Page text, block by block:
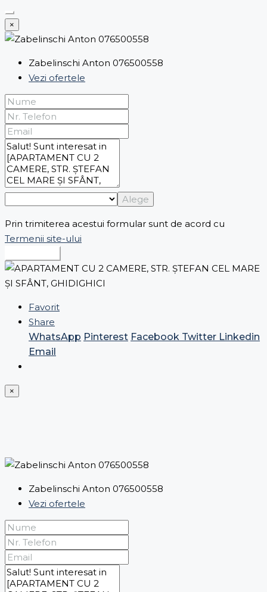
×
Zabelinschi Anton 076500558
Vezi ofertele
Alege
Prin trimiterea acestui formular sunt de acord cu
Termenii site-ului
Favorit
Share
WhatsApp Pinterest Facebook Twitter Linkedin
Email
×
Zabelinschi Anton 076500558
Vezi ofertele